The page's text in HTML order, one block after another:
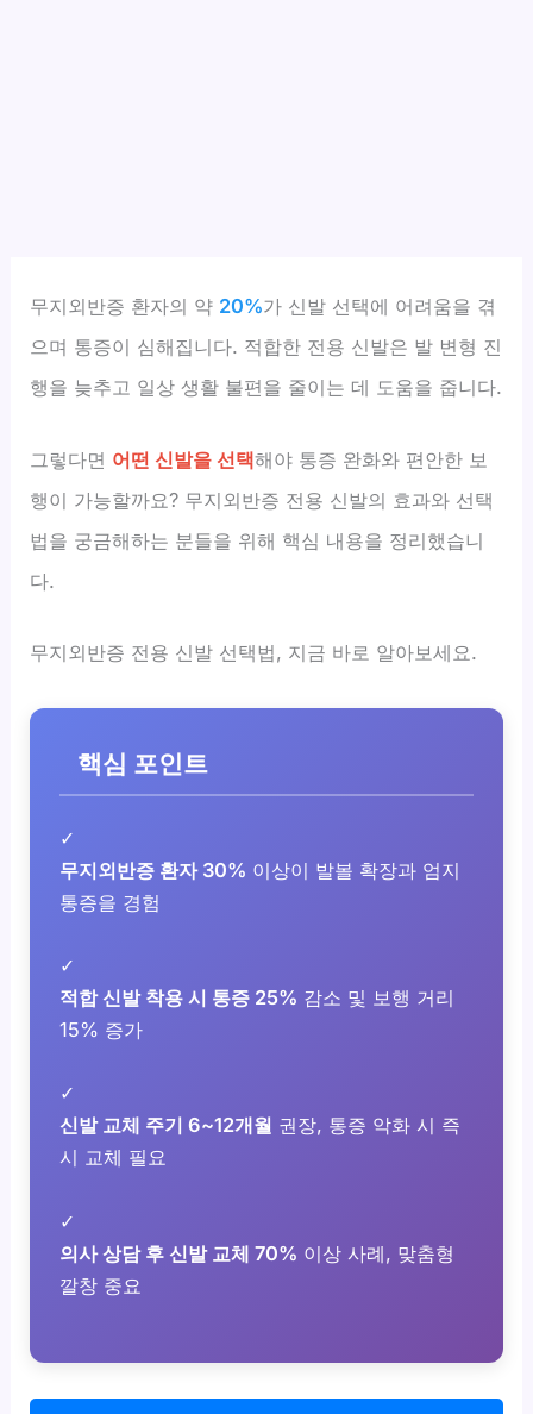
무지외반증 환자의 약 20%가 신발 선택에 어려움을 겪
으며 통증이 심해집니다. 적합한 전용 신발은 발 변형 진
행을 늦추고 일상 생활 불편을 줄이는 데 도움을 줍니다.
그렇다면 어떤 신발을 선택해야 통증 완화와 편안한 보
행이 가능할까요? 무지외반증 전용 신발의 효과와 선택
법을 궁금해하는 분들을 위해 핵심 내용을 정리했습니
다.
무지외반증 전용 신발 선택법, 지금 바로 알아보세요.
핵심 포인트
✓
무지외반증 환자 30% 이상이 발볼 확장과 엄지
통증을 경험
✓
적합 신발 착용 시 통증 25% 감소 및 보행 거리
15% 증가
✓
신발 교체 주기 6~12개월 권장, 통증 악화 시 즉
시 교체 필요
✓
의사 상담 후 신발 교체 70% 이상 사례, 맞춤형
깔창 중요